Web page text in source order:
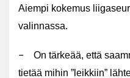
Aiempi kokemus
valinnassa.
–
On tärkeää, että
tietää mihin ”leikkiin”